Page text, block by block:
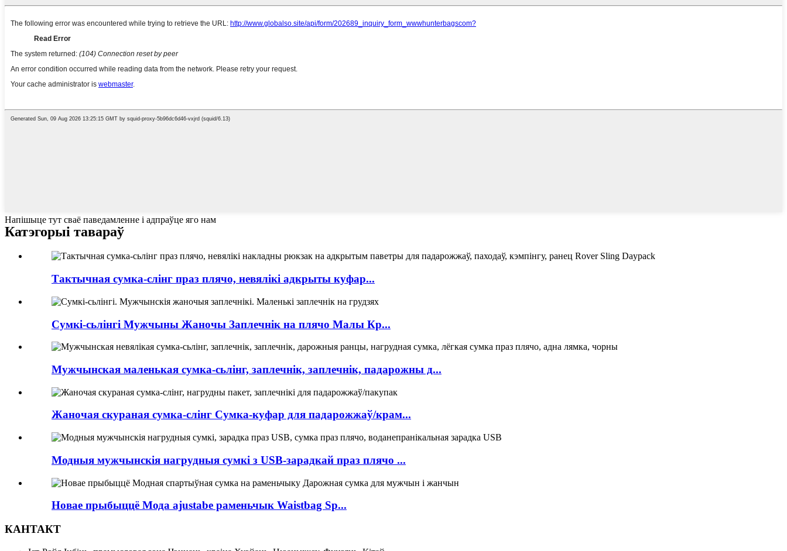
Напішыце тут сваё паведамленне і адпраўце яго нам
Катэгорыі тавараў
Тактычная сумка-слінг праз плячо, невялікі адкрыты куфар...
Сумкі-сьлінгі Мужчыны Жаночы Заплечнік на плячо Малы Кр...
Мужчынская маленькая сумка-сьлінг, заплечнік, заплечнік, падарожны д...
Жаночая скураная сумка-слінг Сумка-куфар для падарожжаў/крам...
Модныя мужчынскія нагрудныя сумкі з USB-зарадкай праз плячо ...
Новае прыбыццё Мода ajustabe раменьчык Waistbag Sp...
КАНТАКТ